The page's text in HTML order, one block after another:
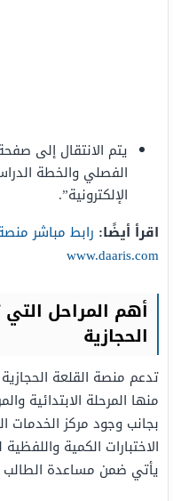
يتم الانتقال إلى
الفصلي والخطة
الإلكترونية”.
اقرأ أيضًا: رابط مباشر
www.daaris.com
أهم المراحل
الحجازية
تدعم منصة القلعة الحجازية
منها المرحلة الابتدائية
بجانب وجود مركز الخدمات
الاختبارات الكمية
يأتي ضمن مساعدة الطالب